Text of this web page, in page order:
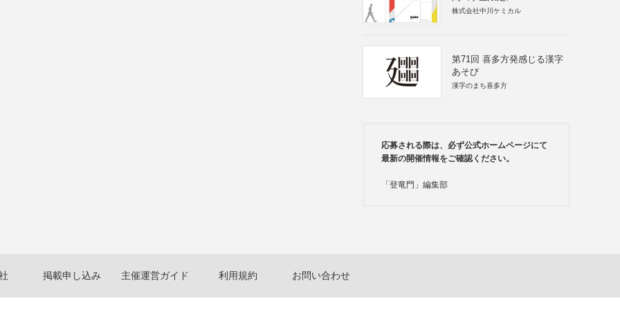
株式会社中川ケミカル
第71回 喜多方発感じる漢字
あそび
漢字のまち喜多方
応募される際は、必ず公式ホームページにて
最新の開催情報をご確認ください。
「登竜門」編集部
掲載申し込み 主催運営ガイド 利用規約 お問い合わせ